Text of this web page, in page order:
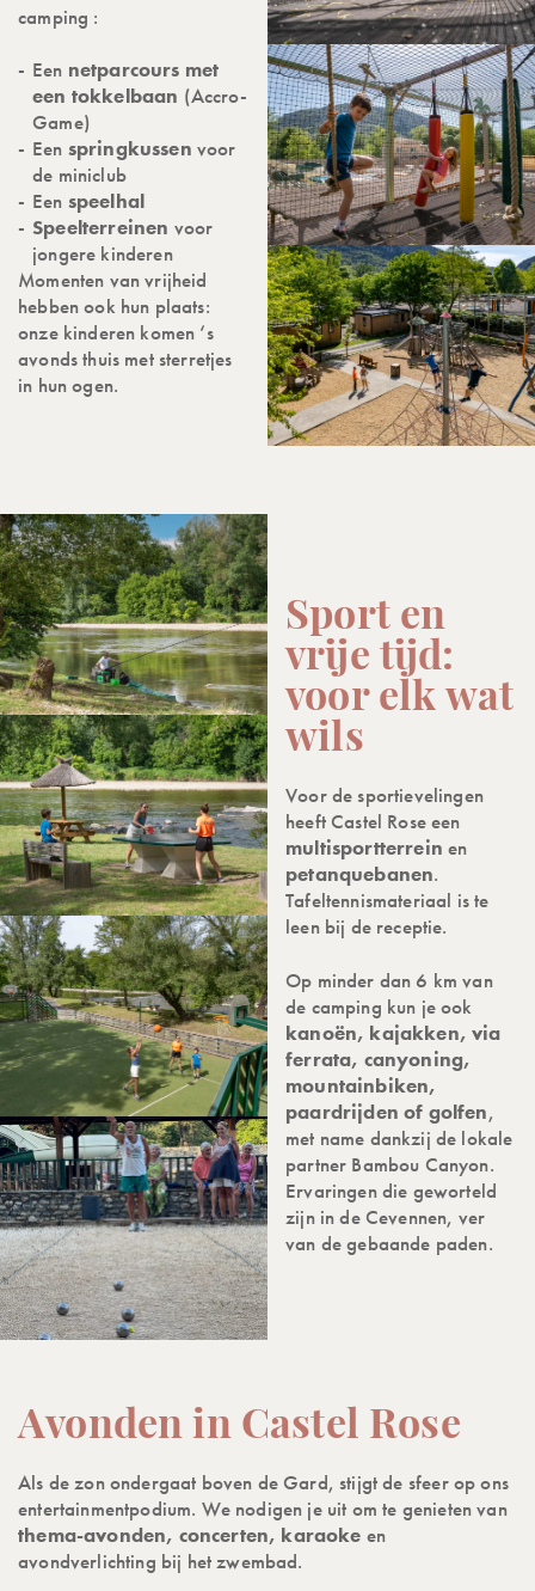
camping :
Een netparcours met
een tokkelbaan (Accro-
Game)
Een springkussen voor
de miniclub
Een speelhal
Speelterreinen voor
jongere kinderen
Momenten van vrijheid
hebben ook hun plaats:
onze kinderen komen ‘s
avonds thuis met sterretjes
in hun ogen.
Sport en
vrije tijd:
voor elk wat
wils
Voor de sportievelingen
heeft Castel Rose een
multisportterrein en
petanquebanen.
Tafeltennismateriaal is te
leen bij de receptie.
Op minder dan 6 km van
de camping kun je ook
kanoën, kajakken, via
ferrata, canyoning,
mountainbiken,
paardrijden of golfen,
met name dankzij de lokale
partner Bambou Canyon.
Ervaringen die geworteld
zijn in de Cevennen, ver
van de gebaande paden.
Avonden in Castel Rose
Als de zon ondergaat boven de Gard, stijgt de sfeer op ons
entertainmentpodium. We nodigen je uit om te genieten van
thema-avonden, concerten, karaoke en
avondverlichting bij het zwembad.